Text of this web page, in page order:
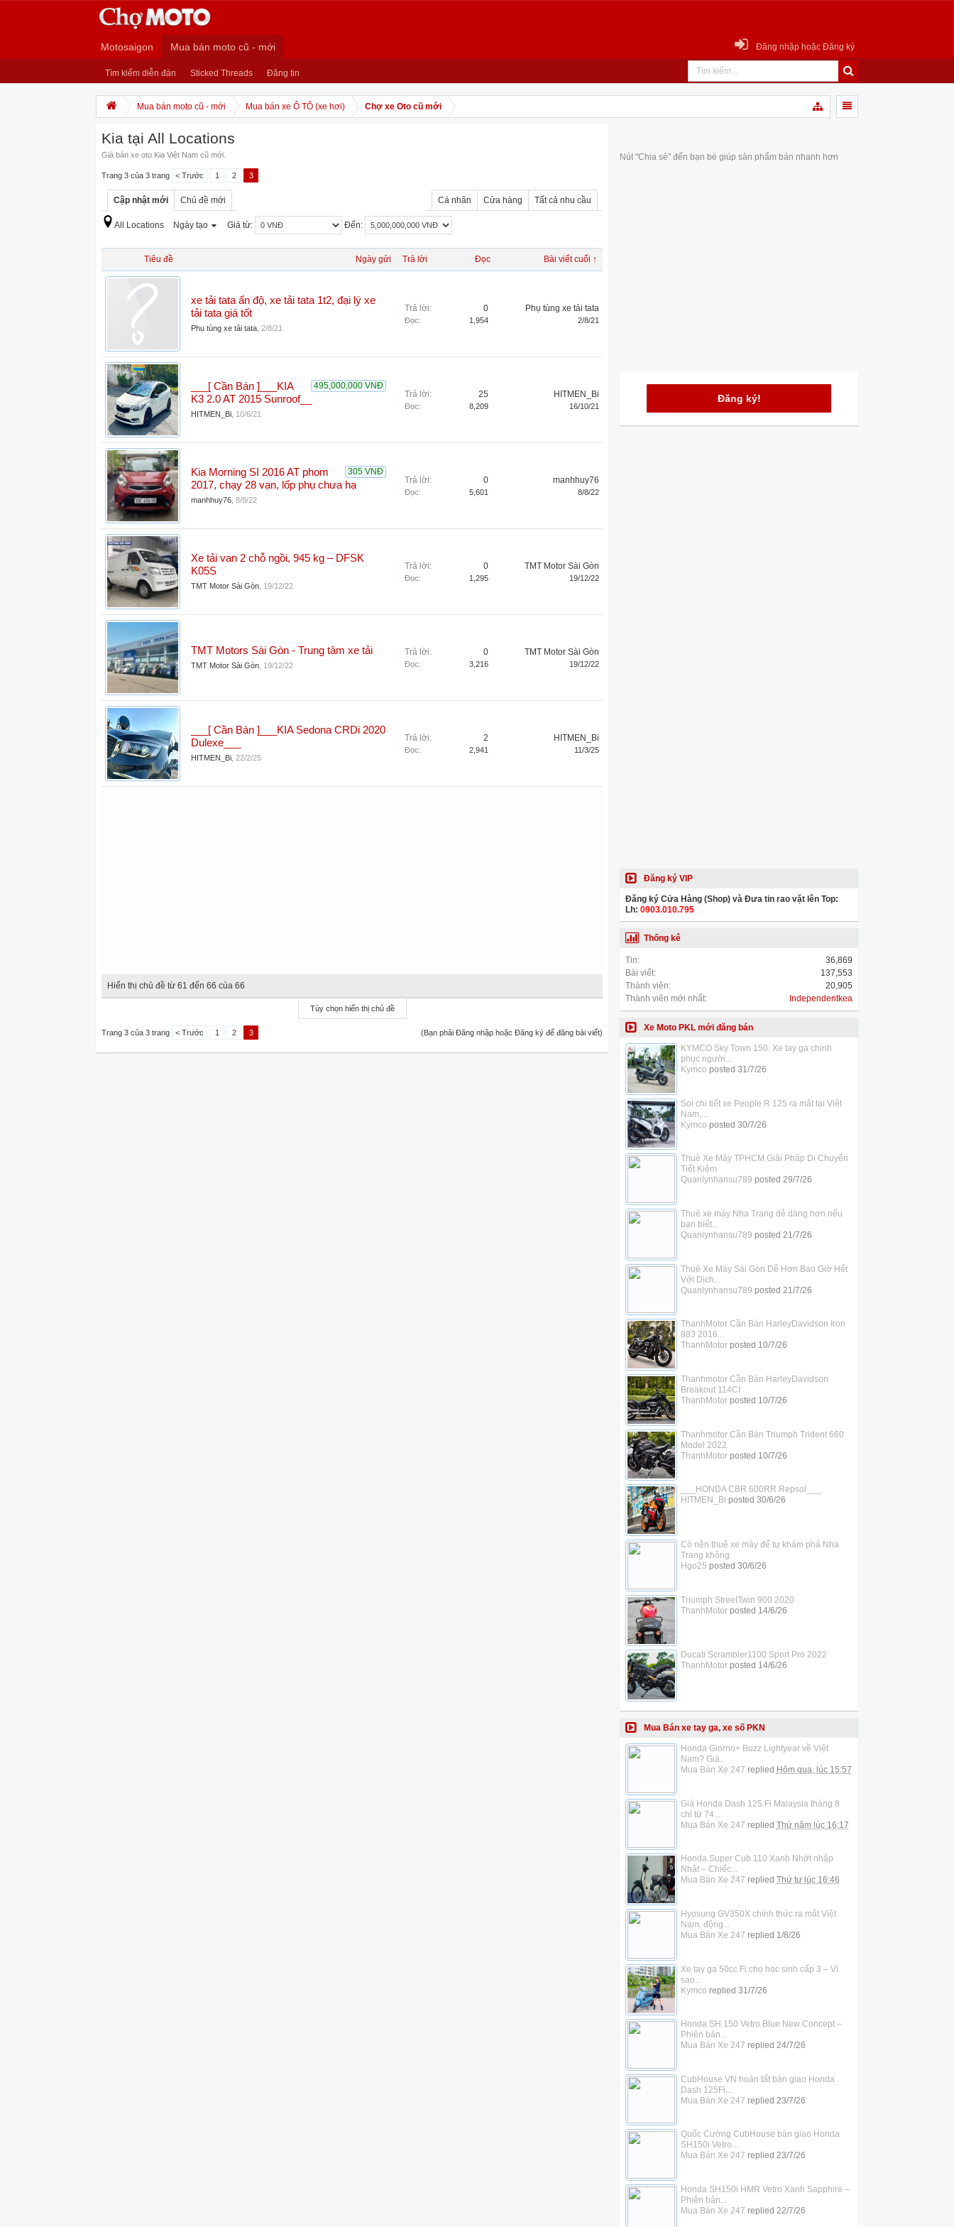
Motosaigon Mua bán moto cũ - mới
Tìm kiếm diễn đàn Sticked Threads Đăng tin
Đăng nhập hoặc Đăng ký
Mua bán moto cũ - mới Mua bán xe Ô TÔ (xe hơi) Chợ xe Oto cũ mới
Kia tại All Locations
Giá bán xe oto Kia Việt Nam cũ mới.
Trang 3 của 3 trang < Trước 1 2 3
Cập nhật mới Chủ đề mới Cá nhân Cửa hàng Tất cả nhu cầu
All Locations Ngày tạo Giá từ: Đến:
Tiêu đề Ngày gửi Trả lời Đọc Bài viết cuối ↑
xe tải tata ấn độ, xe tải tata 1t2, đại lý xe
tải tata giá tốt
Phụ tùng xe tải tata 2/8/21
Trả lời: 0
Đọc: 1,954
Phụ tùng xe tải tata
2/8/21
495,000,000 VNĐ
___[ Cần Bán ]___KIA
K3 2.0 AT 2015 Sunroof__
HITMEN_Bi 10/6/21
Trả lời: 25
Đọc: 8,209
HITMEN_Bi
16/10/21
305 VNĐ
Kia Morning SI 2016 AT phom
2017, chạy 28 vạn, lốp phụ chưa hạ
manhhuy76 8/8/22
Trả lời: 0
Đọc: 5,601
manhhuy76
8/8/22
Xe tải van 2 chỗ ngồi, 945 kg – DFSK
K05S
TMT Motor Sài Gòn 19/12/22
Trả lời: 0
Đọc: 1,295
TMT Motor Sài Gòn
19/12/22
TMT Motors Sài Gòn - Trung tâm xe tải
TMT Motor Sài Gòn 19/12/22
Trả lời: 0
Đọc: 3,216
TMT Motor Sài Gòn
19/12/22
___[ Cần Bán ]___KIA Sedona CRDi 2020
Dulexe___
HITMEN_Bi 22/2/25
Trả lời: 2
Đọc: 2,941
HITMEN_Bi
11/3/25
Hiển thị chủ đề từ 61 đến 66 của 66
Tùy chọn hiển thị chủ đề
(Bạn phải Đăng nhập hoặc Đăng ký để đăng bài viết)
Trang 3 của 3 trang < Trước 1 2 3
Nút "Chia sẻ" đến bạn bè giúp sản phẩm bán nhanh hơn
Đăng ký!
Đăng ký VIP
Đăng ký Cửa Hàng (Shop) và Đưa tin rao vặt lên Top:
Lh: 0903.010.795
Thống kê
Tin:
36,869
Bài viết:
137,553
Thành viên:
20,905
Thành viên mới nhất:
Independentkea
Xe Moto PKL mới đăng bán
KYMCO Sky Town 150: Xe tay ga chinh
phục người...
Kymco posted 31/7/26
Soi chi tiết xe People R 125 ra mắt tại Việt
Nam,...
Kymco posted 30/7/26
Thuê Xe Máy TPHCM Giải Pháp Di Chuyển
Tiết Kiệm
Quanlynhansu789 posted 29/7/26
Thuê xe máy Nha Trang dễ dàng hơn nếu
bạn biết...
Quanlynhansu789 posted 21/7/26
Thuê Xe Máy Sài Gòn Dễ Hơn Bao Giờ Hết
Với Dịch...
Quanlynhansu789 posted 21/7/26
ThanhMotor Cần Bán HarleyDavidson Iron
883 2016...
ThanhMotorposted 10/7/26
Thanhmotor Cần Bán HarleyDavidson
Breakout 114CI
ThanhMotorposted 10/7/26
Thanhmotor Cần Bán Triumph Trident 660
Model 2022
ThanhMotorposted 10/7/26
___HONDA CBR 600RR Repsol___
HITMEN_Bi posted 30/6/26
Có nên thuê xe máy để tự khám phá Nha
Trang không
Hgo25 posted 30/6/26
Triumph StreetTwin 900 2020
ThanhMotorposted 14/6/26
Ducati Scrambler1100 Sport Pro 2022
ThanhMotorposted 14/6/26
Mua Bán xe tay ga, xe số PKN
Honda Giorno+ Buzz Lightyear về Việt
Nam? Giá...
Mua Bán Xe 247 replied Hôm qua, lúc 15:57
Giá Honda Dash 125 Fi Malaysia tháng 8
chỉ từ 74...
Mua Bán Xe 247 replied Thứ năm lúc 16:17
Honda Super Cub 110 Xanh Nhớt nhập
Nhật – Chiếc...
Mua Bán Xe 247 replied Thứ tư lúc 16:46
Hyosung GV350X chính thức ra mắt Việt
Nam, động...
Mua Bán Xe 247 replied 1/8/26
Xe tay ga 50cc Fi cho học sinh cấp 3 – Vì
sao...
Kymco replied 31/7/26
Honda SH 150 Vetro Blue New Concept –
Phiên bản...
Mua Bán Xe 247 replied 24/7/26
CubHouse VN hoàn tất bàn giao Honda
Dash 125Fi...
Mua Bán Xe 247 replied 23/7/26
Quốc Cường CubHouse bàn giao Honda
SH150i Vetro...
Mua Bán Xe 247 replied 23/7/26
Honda SH150i HMR Vetro Xanh Sapphire –
Phiên bản...
Mua Bán Xe 247 replied 22/7/26